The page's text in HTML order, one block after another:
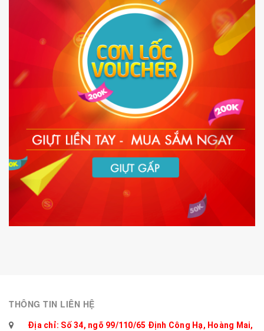
THÔNG TIN LIÊN HỆ
Địa chỉ: Số 34, ngõ 99/110/65 Định Công Hạ, Hoàng Mai,